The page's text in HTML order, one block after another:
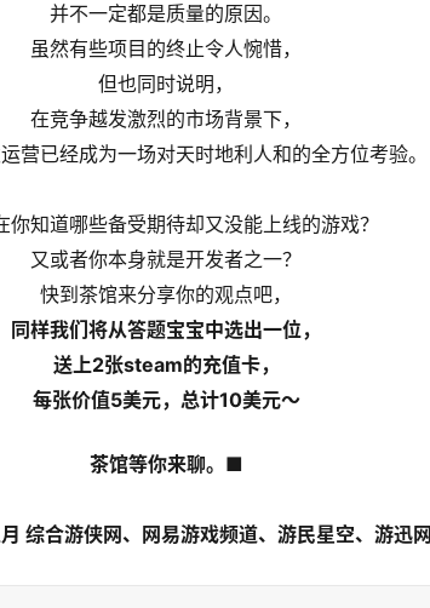
并不一定都是质量的原因。
虽然有些项目的终止令人惋惜，
但也同时说明，
在竞争越发激烈的市场背景下，
营已经成为一场对天时地利人和的全方位考验。
你知道哪些备受期待却又没能上线的游戏？
又或者你本身就是开发者之一？
快到茶馆来分享你的观点吧，
同样我们将从答题宝宝中选出一位，
送上2张steam的充值卡，
每张价值5美元，总计10美元～
茶馆等你来聊。■
综合游侠网、网易游戏频道、游民星空、游迅网